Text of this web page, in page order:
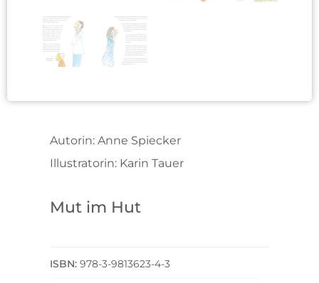
Autorin: Anne Spiecker
Illustratorin: Karin Tauer
Mut im Hut
978-3-9813623-4-3